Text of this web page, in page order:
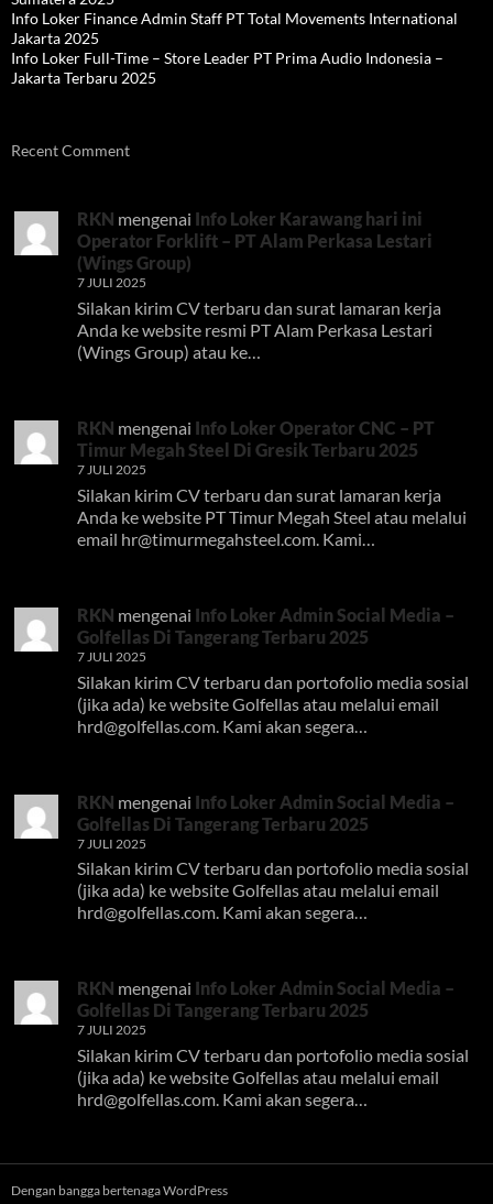
Info Loker Finance Admin Staff PT Total Movements International
Jakarta 2025
Info Loker Full-Time – Store Leader PT Prima Audio Indonesia –
Jakarta Terbaru 2025
Recent Comment
RKN mengenai Info Loker Karawang hari ini
Operator Forklift – PT Alam Perkasa Lestari
(Wings Group)
7 JULI 2025
Silakan kirim CV terbaru dan surat lamaran kerja
Anda ke website resmi PT Alam Perkasa Lestari
(Wings Group) atau ke…
RKN mengenai Info Loker Operator CNC – PT
Timur Megah Steel Di Gresik Terbaru 2025
7 JULI 2025
Silakan kirim CV terbaru dan surat lamaran kerja
Anda ke website PT Timur Megah Steel atau melalui
email hr@timurmegahsteel.com. Kami…
RKN mengenai Info Loker Admin Social Media –
Golfellas Di Tangerang Terbaru 2025
7 JULI 2025
Silakan kirim CV terbaru dan portofolio media sosial
(jika ada) ke website Golfellas atau melalui email
hrd@golfellas.com . Kami akan segera…
RKN mengenai Info Loker Admin Social Media –
Golfellas Di Tangerang Terbaru 2025
7 JULI 2025
Silakan kirim CV terbaru dan portofolio media sosial
(jika ada) ke website Golfellas atau melalui email
hrd@golfellas.com. Kami akan segera…
RKN mengenai Info Loker Admin Social Media –
Golfellas Di Tangerang Terbaru 2025
7 JULI 2025
Silakan kirim CV terbaru dan portofolio media sosial
(jika ada) ke website Golfellas atau melalui email
hrd@golfellas.com. Kami akan segera…
Dengan bangga bertenaga WordPress